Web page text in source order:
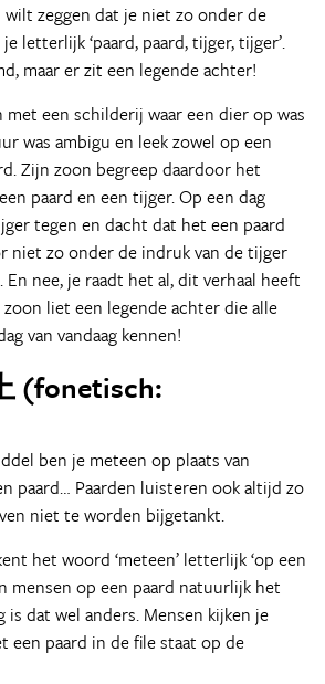
zeggen dat je niet zo onder de
letterlijk ‘paard, paard, tijger, tijger’.
maar er zit een legende achter!
met een schilderij waar een dier op was
was ambigu en leek zowel op een
Zijn zoon begreep daardoor het
paard en een tijger. Op een dag
tegen en dacht dat het een paard
niet zo onder de indruk van de tijger
nee, je raadt het al, dit verhaal heeft
liet een legende achter die alle
van vandaag kennen!
(fonetisch:
ben je meteen op plaats van
paard… Paarden luisteren ook altijd zo
niet te worden bijgetankt.
het woord ‘meteen’ letterlijk ‘op een
mensen op een paard natuurlijk het
is dat wel anders. Mensen kijken je
een paard in de file staat op de